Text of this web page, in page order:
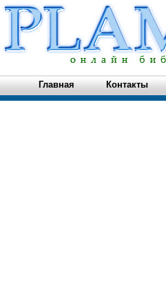
Главная Контакты